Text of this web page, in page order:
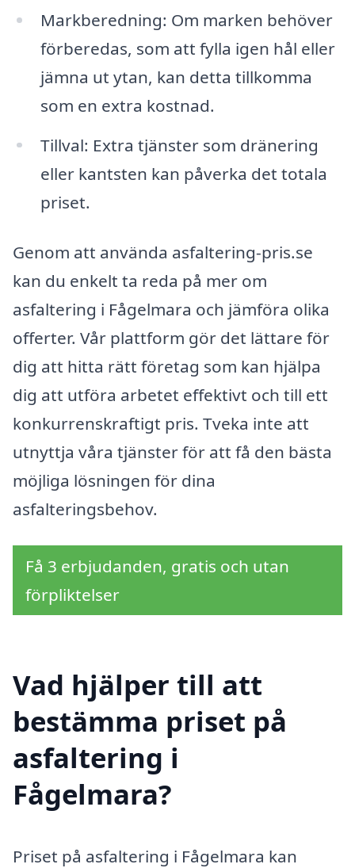
Markberedning: Om marken behöver
förberedas, som att fylla igen hål eller
jämna ut ytan, kan detta tillkomma
som en extra kostnad.
Tillval: Extra tjänster som dränering
eller kantsten kan påverka det totala
priset.
Genom att använda asfaltering-pris.se
kan du enkelt ta reda på mer om
asfaltering i Fågelmara och jämföra olika
offerter. Vår plattform gör det lättare för
dig att hitta rätt företag som kan hjälpa
dig att utföra arbetet effektivt och till ett
konkurrenskraftigt pris. Tveka inte att
utnyttja våra tjänster för att få den bästa
möjliga lösningen för dina
asfalteringsbehov.
Få 3 erbjudanden, gratis och utan
förpliktelser
Vad hjälper till att
bestämma priset på
asfaltering i
Fågelmara?
Priset på asfaltering i Fågelmara kan